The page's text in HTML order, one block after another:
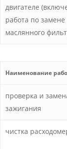
двигателе
работа по замене
маслянного
Наименование
проверка и
зажигания
чистка